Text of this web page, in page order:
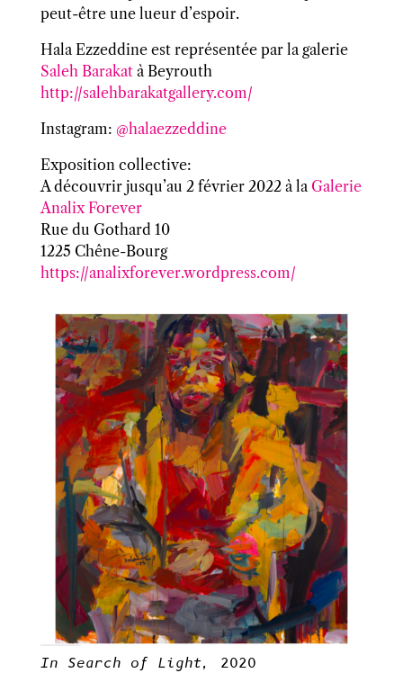
peut-être une lueur d’espoir.
Hala Ezzeddine est représentée par la galerie
Saleh Barakatà Beyrouth
http://salehbarakatgallery.com/
Instagram: @halaezzeddine
Exposition collective:
A découvrir jusqu’au 2 février 2022 à la Galerie
Analix Forever
Rue du Gothard 10
1225 Chêne-Bourg
https://analixforever.wordpress.com/
In Search of Light, 2020